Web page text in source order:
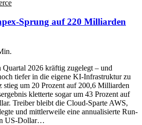
Sprung auf 220 Milliarden
2026 kräftig zugelegt – und
tiefer in die eigene KI-Infrastruktur zu
stieg um 20 Prozent auf 200,6 Milliarden
kletterte sogar um 43 Prozent auf
Treiber bleibt die Cloud-Sparte AWS,
und mittlerweile eine annualisierte Run-
US-Dollar…